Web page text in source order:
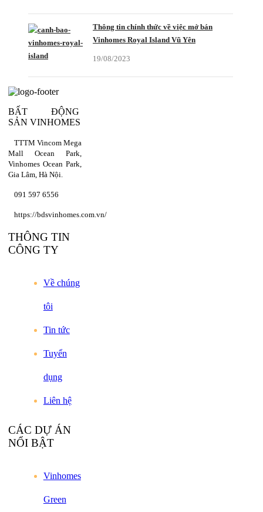
Thông tin chính thức về việc mở bán
Vinhomes Royal Island Vũ Yên
19/08/2023
BẤT ĐỘNG
SẢN VINHOMES
TTTM Vincom Mega
Mall Ocean Park,
Vinhomes Ocean Park,
Gia Lâm, Hà Nội.
091 597 6556
https://bdsvinhomes.com.vn/
THÔNG TIN
CÔNG TY
Về chúng
tôi
Tin tức
Tuyển
dụng
Liên hệ
CÁC DỰ ÁN
NỔI BẬT
Vinhomes
Green